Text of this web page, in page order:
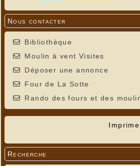
Nous contacter
Bibliothèque
Moulin à vent Visites
Déposer une annonce
Four de La Sotte
Rando des fours et des
Recherche